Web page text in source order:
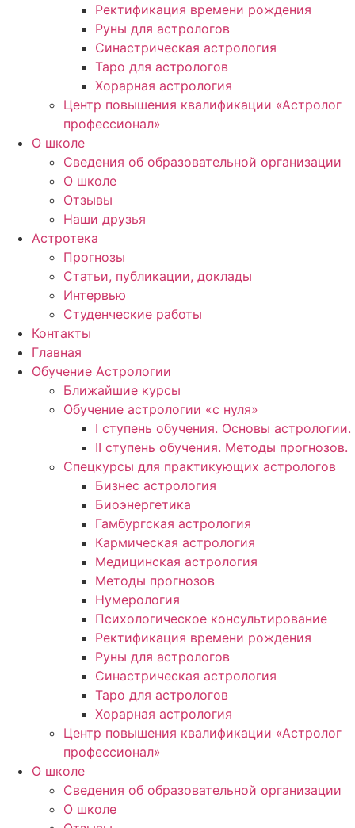
Ректификация времени рождения
Руны для астрологов
Синастрическая астрология
Таро для астрологов
Хорарная астрология
Центр повышения квалификации «Астролог
профессионал»
О школе
Сведения об образовательной организации
О школе
Отзывы
Наши друзья
Астротека
Прогнозы
Статьи, публикации, доклады
Интервью
Студенческие работы
Контакты
Главная
Обучение Астрологии
Ближайшие курсы
Обучение астрологии «с нуля»
I ступень обучения. Основы астрологии.
II ступень обучения. Методы прогнозов.
Спецкурсы для практикующих астрологов
Бизнес астрология
Биоэнергетика
Гамбургская астрология
Кармическая астрология
Медицинская астрология
Методы прогнозов
Нумерология
Психологическое консультирование
Ректификация времени рождения
Руны для астрологов
Синастрическая астрология
Таро для астрологов
Хорарная астрология
Центр повышения квалификации «Астролог
профессионал»
О школе
Сведения об образовательной организации
О школе